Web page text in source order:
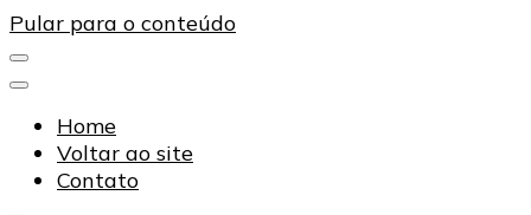
Pular para o conteúdo
Home
Voltar ao site
Contato